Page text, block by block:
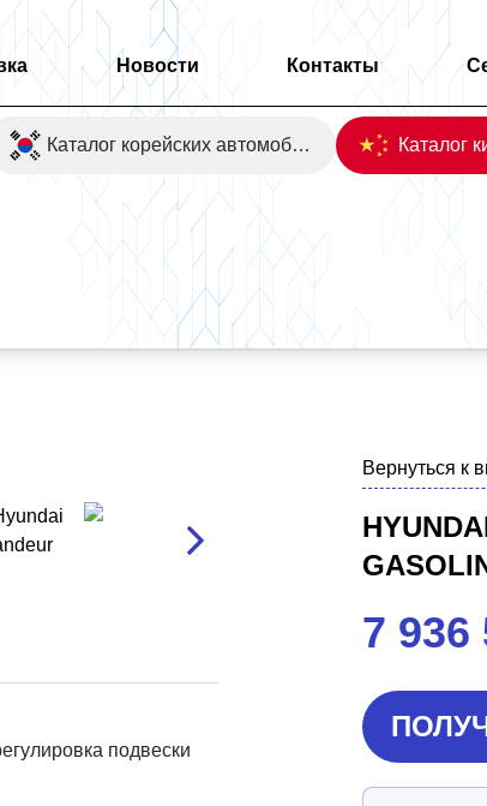
Новости Контакты
Каталог корейских автомобилей
подвески
Вернуться к
7 936